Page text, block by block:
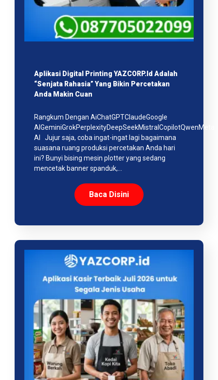
Aplikasi Digital Printing YAZCORP.id Adalah
“Senjata Rahasia” Yang Bikin Percetakan
Anda Makin Cuan
Rangkum Dengan AiChatGPTClaudeGoogle
AIGeminiGrokPerplexityDeepSeekMistralCopilotQwenMeta
AI Jujur saja, coba ingat-ingat lagi bagaimana
suasana ruang produksi percetakan Anda hari
ini? Bunyi bising mesin plotter yang sedang
mencetak banner spanduk,…
Baca Disini